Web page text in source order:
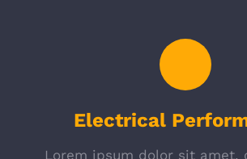
Electrical
Lorem ipsum dolor sit amet,